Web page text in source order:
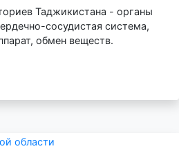
Таджикистана - органы
сосудистая система,
обмен веществ.